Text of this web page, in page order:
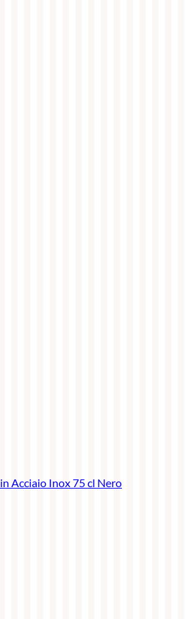
Acciaio Inox 75 cl Nero